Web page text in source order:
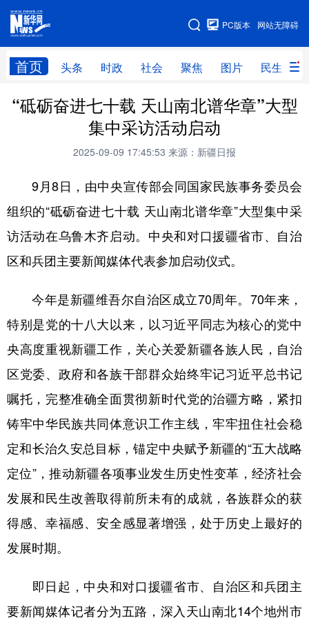
网站无障碍
PC版本
首页 头条 时政 社会 聚焦 图片 民生
网站地图
头条 时政 社会 聚焦
民生 访谈
服务
云游新疆 云端悦读 云看书画 光影新疆
人事频道 融媒体联播 廉政频道 新华视角看新疆
地方频道
北京 天津 河北 山西
辽宁 吉林 上海 江苏
山东 河南 湖北 湖南
广东 广西 海南 重庆
四川 贵州 云南 西藏
陕西 甘肃 青海 宁夏
新疆 内蒙古 黑龙江
多语种频道
English Español Français عربى
“砥砺奋进七十载 天山南北谱华章”大型
集中采访活动启动
2025-09-09 17:45:53 来源：新疆日报
9月8日，由中央宣传部会同国家民族事务委员会
组织的“砥砺奋进七十载 天山南北谱华章”大型集中采
访活动在乌鲁木齐启动。中央和对口援疆省市、自治
区和兵团主要新闻媒体代表参加启动仪式。
今年是新疆维吾尔自治区成立70周年。70年来，
特别是党的十八大以来，以习近平同志为核心的党中
央高度重视新疆工作，关心关爱新疆各族人民，自治
区党委、政府和各族干部群众始终牢记习近平总书记
嘱托，完整准确全面贯彻新时代党的治疆方略，紧扣
铸牢中华民族共同体意识工作主线，牢牢扭住社会稳
定和长治久安总目标，锚定中央赋予新疆的“五大战略
定位”，推动新疆各项事业发生历史性变革，经济社会
发展和民生改善取得前所未有的成就，各族群众的获
得感、幸福感、安全感显著增强，处于历史上最好的
发展时期。
即日起，中央和对口援疆省市、自治区和兵团主
要新闻媒体记者分为五路，深入天山南北14个地州市